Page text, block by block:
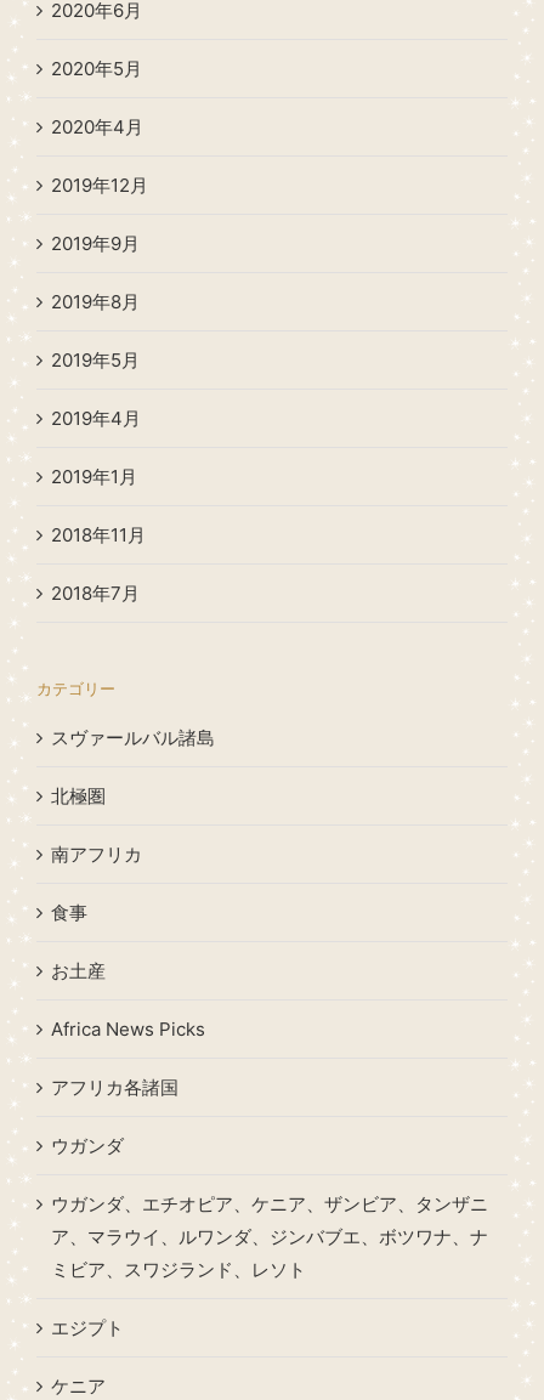
2020年6月
2020年5月
2020年4月
2019年12月
2019年9月
2019年8月
2019年5月
2019年4月
2019年1月
2018年11月
2018年7月
カテゴリー
スヴァールバル諸島
北極圏
南アフリカ
食事
お土産
Africa News Picks
アフリカ各諸国
ウガンダ
ウガンダ、エチオピア、ケニア、ザンビア、タンザニ
ア、マラウイ、ルワンダ、ジンバブエ、ボツワナ、ナ
ミビア、スワジランド、レソト
エジプト
ケニア